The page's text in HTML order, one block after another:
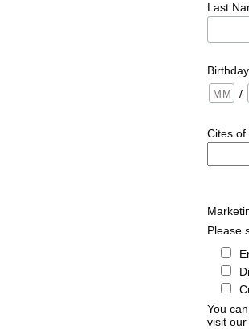
Last
Birthday
/
Cites of
Please
You
visit our